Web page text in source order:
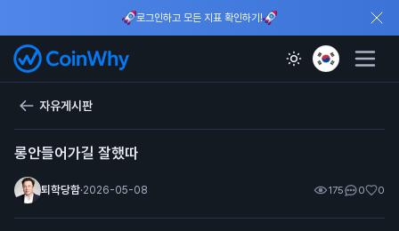
로그인하고 모든 지표 확인하기!
자유게시판
롱안들어가길 잘했따
퇴학당함·2026-05-08 175 0 0